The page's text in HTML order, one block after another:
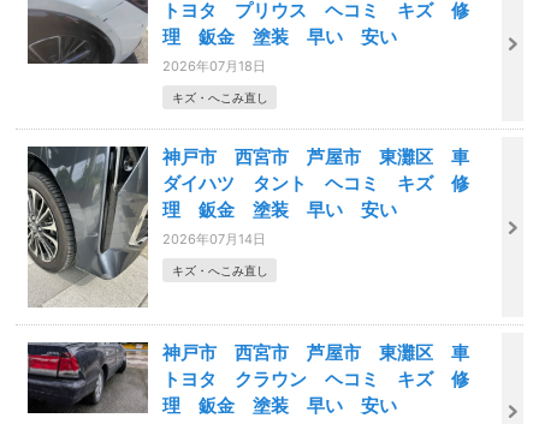
トヨタ プリウス ヘコミ キズ 修
理 鈑金 塗装 早い 安い
2026年07月18日
キズ・へこみ直し
神戸市 西宮市 芦屋市 東灘区 車
ダイハツ タント ヘコミ キズ 修
理 鈑金 塗装 早い 安い
2026年07月14日
キズ・へこみ直し
神戸市 西宮市 芦屋市 東灘区 車
トヨタ クラウン ヘコミ キズ 修
理 鈑金 塗装 早い 安い